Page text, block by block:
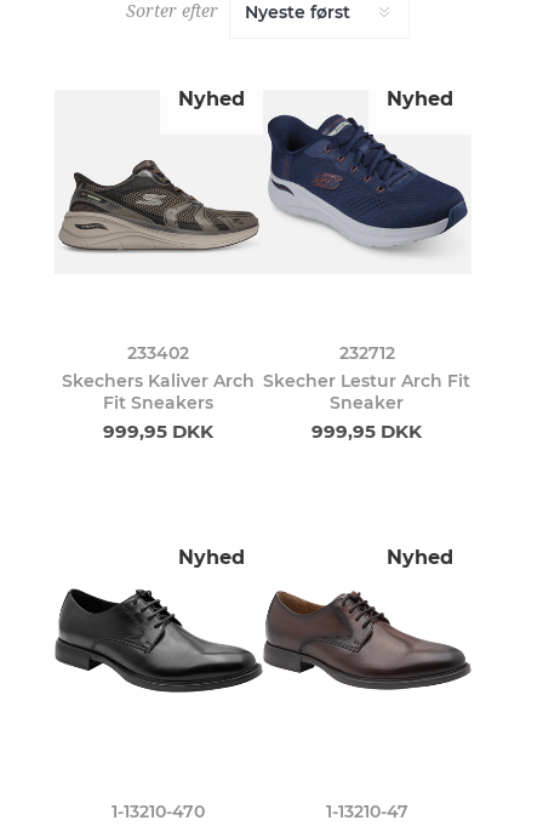
Sorter efter
Nyhed
233402
Skechers Kaliver Arch
Fit Sneakers
999,95 DKK
Nyhed
232712
Skecher Lestur Arch Fit
Sneaker
999,95 DKK
Nyhed
1-13210-470
Nyhed
1-13210-47